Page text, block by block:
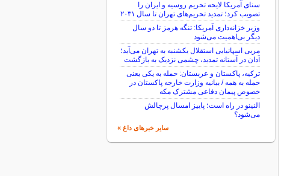
سنای آمریکا لایحه تحریم روسیه و ایران را
تصویب کرد؛ تمدید تحریم‌های تهران تا سال ۲۰۳۱
وزیر خزانه‌داری آمریکا: تنگه هرمز تا دو سال
دیگر بی‌اهمیت می‌شود
مربی اسپانیایی استقلال یکشنبه به تهران می‌آید؛
آدان در آستانه تمدید، چشمی نزدیک به بازگشت
ترکیه، پاکستان و عربستان: حمله به یکی یعنی
حمله به همه / بیانیه وزارت خارجه پاکستان در
خصوص پیمان دفاعی مشترک مکه
النینو در راه است؛ پاییز امسال پرچالش
می‌شود؟
سایر خبرهای داغ »